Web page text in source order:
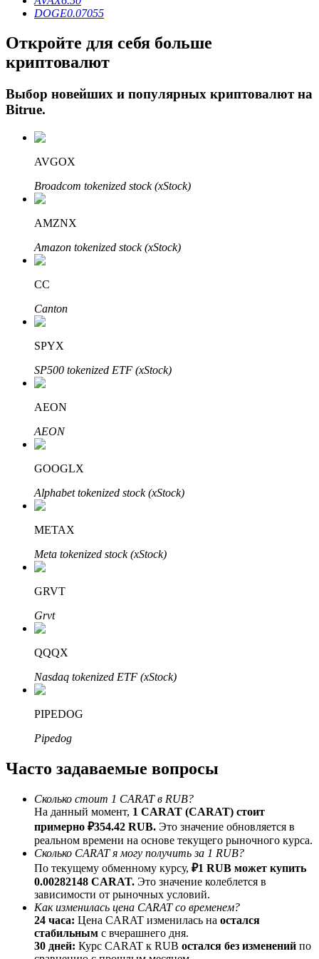
Авто Инвест
Получите долгосрочную прибыль и гибкие проценты
Изучите стейкинг
Партнеры Bitrue
До 65% комиссии!
Реферал
Пригласите друга, чтобы получить денежные
вознаграждения
BTC Welcome Rewards
DOGE0.07055
Откройте для себя больше
криптовалют
Выбор новейших и популярных криптовалют на
Bitrue.
AVGOX
Broadcom tokenized stock (xStock)
AMZNX
Amazon tokenized stock (xStock)
CC
Canton
SPYX
SP500 tokenized ETF (xStock)
AEON
AEON
GOOGLX
Alphabet tokenized stock (xStock)
METAX
Meta tokenized stock (xStock)
GRVT
Grvt
QQQX
Nasdaq tokenized ETF (xStock)
PIPEDOG
Pipedog
Часто задаваемые вопросы
Сколько стоит 1 CARAT в RUB?
На данный момент, 1 CARAT (CARAT) стоит
примерно ₽354.42 RUB. Это значение обновляется в
реальном времени на основе текущего рыночного курса.
Сколько CARAT я могу получить за 1 RUB?
По текущему обменному курсу, ₽1 RUB может купить
0.00282148 CARAT. Это значение колеблется в
зависимости от рыночных условий.
Как изменилась цена CARAT со временем?
24 часа: Цена CARAT изменилась на остался
стабильным с вчерашнего дня.
30 дней: Курс CARAT к RUB остался без изменений по